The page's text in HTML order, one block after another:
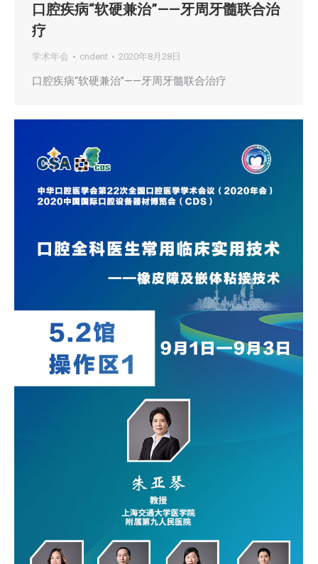
口腔疾病“软硬兼治”——牙周牙髓联合治
疗
学术年会 cndent 2020年8月28日
口腔疾病“软硬兼治”——牙周牙髓联合治疗